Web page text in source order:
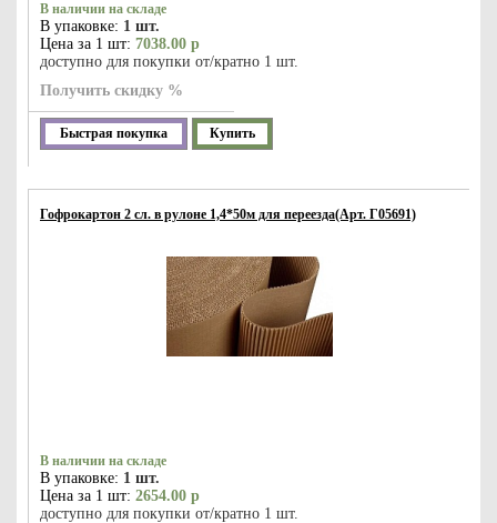
В наличии на складе
В упаковке: 1 шт.
Цена за 1 шт: 7038.00 р
доступно для покупки от/кратно 1 шт.
Получить скидку %
Быстрая покупка Купить
Гофрокартон 2 сл. в рулоне 1,4*50м для переезда(Арт. Г05691)
В наличии на складе
В упаковке: 1 шт.
Цена за 1 шт: 2654.00 р
доступно для покупки от/кратно 1 шт.